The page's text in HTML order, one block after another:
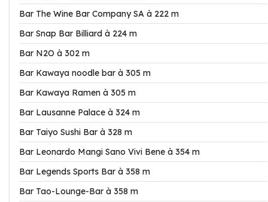
Bar The Wine Bar Company SA à 222 m
Bar Snap Bar Billiard à 224 m
Bar N2O à 302 m
Bar Kawaya noodle bar à 305 m
Bar Kawaya Ramen à 305 m
Bar Lausanne Palace à 324 m
Bar Taiyo Sushi Bar à 328 m
Bar Leonardo Mangi Sano Vivi Bene à 354 m
Bar Legends Sports Bar à 358 m
Bar Tao-Lounge-Bar à 358 m